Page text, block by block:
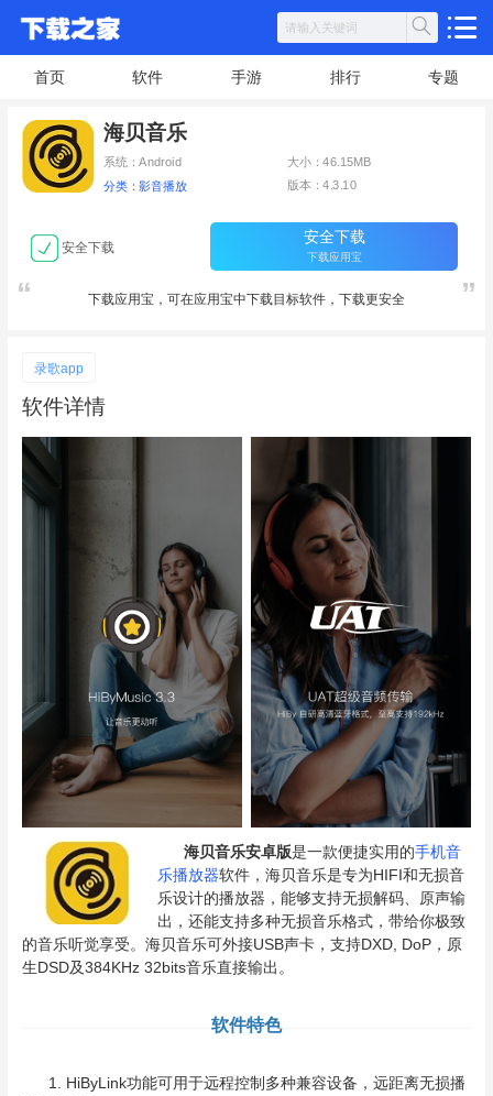
首页 软件 手游 排行 专题
海贝音乐
系统：Android 大小：46.15MB
分类：影音播放 版本：4.3.10
安全下载
安全下载
下载应用宝
下载应用宝，可在应用宝中下载目标软件，下载更安全
录歌app
软件详情
海贝音乐安卓版是一款便捷实用的手机音
乐播放器软件，海贝音乐是专为HIFI和无损音
乐设计的播放器，能够支持无损解码、原声输
出，还能支持多种无损音乐格式，带给你极致
的音乐听觉享受。海贝音乐可外接USB声卡，支持DXD, DoP，原
生DSD及384KHz 32bits音乐直接输出。
软件特色
1. HiByLink功能可用于远程控制多种兼容设备，远距离无损播